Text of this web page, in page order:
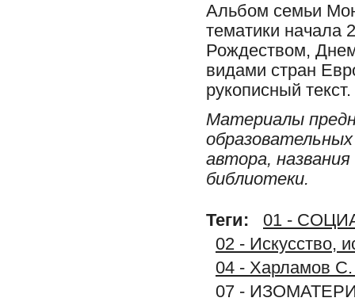
Альбом семьи
тематики начала
Рождеством,
видами стран
рукописный текст.
Материалы
автора,
библиотеки.
Теги:
01 -
02 - Искусство,
04 - Харламов С.
07 -